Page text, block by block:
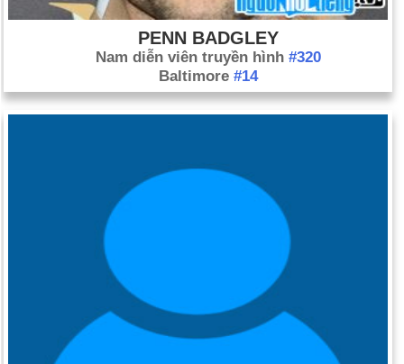
PENN BADGLEY
Nam diễn viên truyền hình #320
Baltimore #14